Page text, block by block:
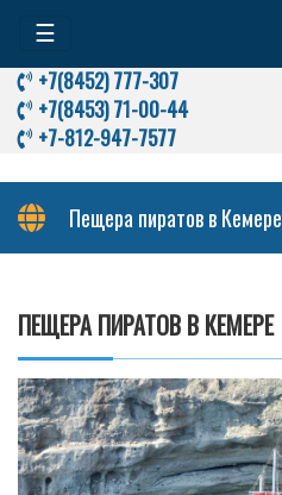
☰
+7(8452) 777-307
+7(8453) 71-00-44
+7-812-947-7577
Пещера пиратов в Кемере
ПЕЩЕРА ПИРАТОВ В КЕМЕРЕ